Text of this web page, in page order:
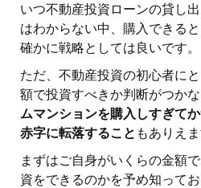
いつ不動産投資ローンの貸し
はわからない中、購入できる
確かに戦略としては良いです。
ただ、不動産投資の初心者に
額で投資すべきか判断がつかな
ムマンションを購入しすぎて
赤字に転落すること もありえま
まずはご自身がいくらの金額
資をできるのかを予め知って